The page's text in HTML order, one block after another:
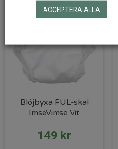
Blöjbyxa PUL-skal
ImseVimse Vit
149 kr
ACCEPTERA ALLA